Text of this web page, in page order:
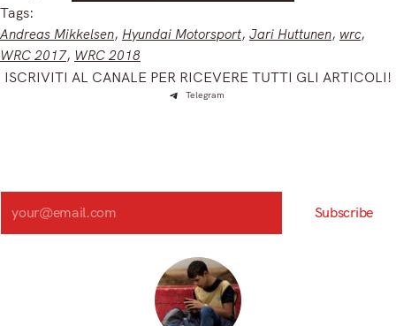
Tags:
Andreas Mikkelsen, Hyundai Motorsport, Jari Huttunen, wrc
WRC 2017, WRC 2018
ISCRIVITI AL CANALE PER RICEVERE TUTTI GLI ARTICOLI!
Telegram
Search
Subscribe